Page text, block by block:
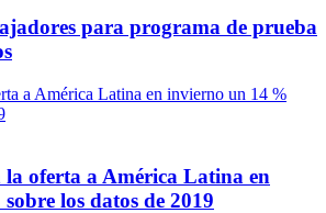
para programa de prueba
a América Latina en invierno un 14 %
oferta a América Latina en
los datos de 2019